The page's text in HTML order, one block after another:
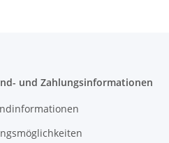
und Zahlungsinformationen